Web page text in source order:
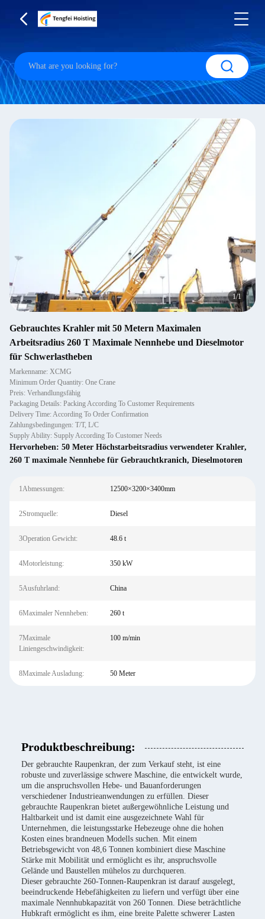
1/1
Gebrauchtes Krahler mit 50 Metern Maximalen
Arbeitsradius 260 T Maximale Nennhebe und Dieselmotor
für Schwerlastheben
Markenname: XCMG
Minimum Order Quantity: One Crane
Preis: Verhandlungsfähig
Packaging Details: Packing According To Customer Requirements
Delivery Time: According To Order Confirmation
Zahlungsbedingungen: T/T, L/C
Supply Ability: Supply According To Customer Needs
Hervorheben: 50 Meter Höchstarbeitsradius verwendeter Krahler,
260 T maximale Nennhebe für Gebrauchtkranich, Dieselmotoren
1Abmessungen: 12500×3200×3400mm
2Stromquelle: Diesel
3Operation Gewicht: 48.6 t
4Motorleistung: 350 kW
5Ausfuhrland: China
6Maximaler Nennheben: 260 t
7Maximale
Liniengeschwindigkeit:
100 m/min
8Maximale Ausladung: 50 Meter
Produktbeschreibung:
Der gebrauchte Raupenkran, der zum Verkauf steht, ist eine
robuste und zuverlässige schwere Maschine, die entwickelt wurde,
um die anspruchsvollen Hebe- und Bauanforderungen
verschiedener Industrieanwendungen zu erfüllen. Dieser
gebrauchte Raupenkran bietet außergewöhnliche Leistung und
Haltbarkeit und ist damit eine ausgezeichnete Wahl für
Unternehmen, die leistungsstarke Hebezeuge ohne die hohen
Kosten eines brandneuen Modells suchen. Mit einem
Betriebsgewicht von 48,6 Tonnen kombiniert diese Maschine
Stärke mit Mobilität und ermöglicht es ihr, anspruchsvolle
Gelände und Baustellen mühelos zu durchqueren.
Dieser gebrauchte 260-Tonnen-Raupenkran ist darauf ausgelegt,
beeindruckende Hebefähigkeiten zu liefern und verfügt über eine
maximale Nennhubkapazität von 260 Tonnen. Diese beträchtliche
Hubkraft ermöglicht es ihm, eine breite Palette schwerer Lasten